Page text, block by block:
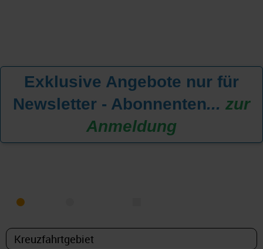
Exklusive Angebote nur für
Newsletter - Abonnenten... zur
Anmeldung